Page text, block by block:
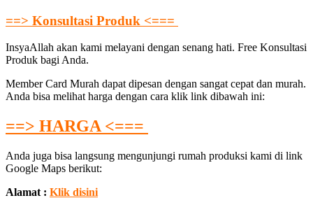
==> Konsultasi Produk <===
InsyaAllah akan kami melayani dengan senang hati. Free Konsultasi
Produk bagi Anda.
Member Card Murah dapat dipesan dengan sangat cepat dan murah.
Anda bisa melihat harga dengan cara klik link dibawah ini:
==> HARGA <===
Anda juga bisa langsung mengunjungi rumah produksi kami di link
Google Maps berikut:
Alamat : Klik disini